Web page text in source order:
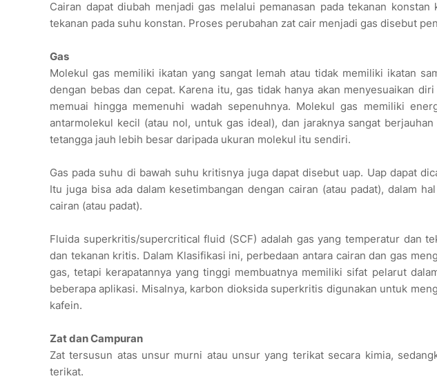
Cairan dapat diubah menjadi gas melalui pemanasan pada tekanan
tekanan pada suhu konstan. Proses perubahan zat cair menjadi gas disebut
Gas
Molekul gas memiliki ikatan yang sangat lemah atau tidak memiliki ikatan
dengan bebas dan cepat. Karena itu, gas tidak hanya akan menyesuaikan
memuai hingga memenuhi wadah sepenuhnya. Molekul gas memiliki
antarmolekul kecil (atau nol, untuk gas ideal), dan jaraknya sangat
tetangga jauh lebih besar daripada ukuran molekul itu sendiri.
Gas pada suhu di bawah suhu kritisnya juga dapat disebut uap. Uap dapat
Itu juga bisa ada dalam kesetimbangan dengan cairan (atau padat), dalam
cairan (atau padat).
Fluida superkritis/supercritical fluid (SCF) adalah gas yang temperatur dan
dan tekanan kritis. Dalam Klasifikasi ini, perbedaan antara cairan dan gas
gas, tetapi kerapatannya yang tinggi membuatnya memiliki sifat pelarut
beberapa aplikasi. Misalnya, karbon dioksida superkritis digunakan untuk
kafein.
Zat dan Campuran
Zat tersusun atas unsur murni atau unsur yang terikat secara kimia,
terikat.